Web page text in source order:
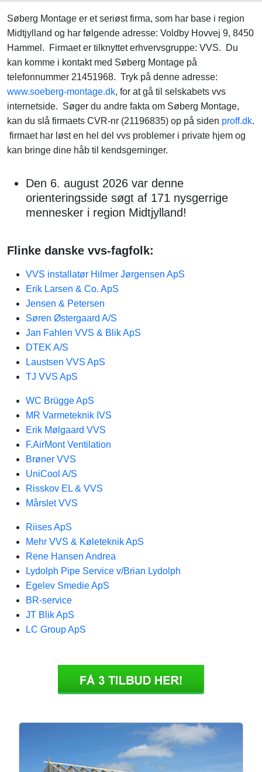
Søberg Montage er et seriøst firma, som har base i region
Midtjylland og har følgende adresse: Voldby Hovvej 9, 8450
Hammel. Firmaet er tilknyttet erhvervsgruppe: VVS. Du
kan komme i kontakt med Søberg Montage på
telefonnummer 21451968. Tryk på denne adresse:
www.soeberg-montage.dk, for at gå til selskabets vvs
internetside. Søger du andre fakta om Søberg Montage,
kan du slå firmaets CVR-nr (21196835) op på siden proff.dk.
firmaet har løst en hel del vvs problemer i private hjem og
kan bringe dine håb til kendsgerninger.
Den 6. august 2026 var denne
orienteringsside søgt af 171 nysgerrige
mennesker i region Midtjylland!
Flinke danske vvs-fagfolk:
VVS installatør Hilmer Jørgensen ApS
Erik Larsen & Co. ApS
Jensen & Petersen​
Søren Østergaard A/S
Jan Fahlen VVS & Blik ApS
DTEK A/S
Laustsen VVS ApS
TJ VVS ApS
WC Brügge ApS
MR Varmeteknik IVS
Erik Mølgaard VVS
F.AirMont Ventilation
Brøner VVS
UniCool A/S
Risskov EL & VVS
Mårslet VVS
Riises ApS
Mehr VVS & Køleteknik ApS
Rene Hansen Andrea
Lydolph Pipe Service v/Brian Lydolph
Egelev Smedie ApS
BR-service
JT Blik ApS
LC Group ApS